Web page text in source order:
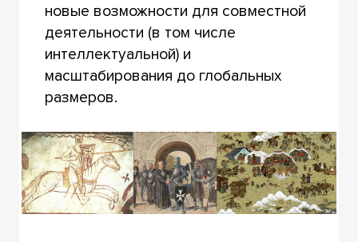
новые возможности для совместной
деятельности (в том числе
интеллектуальной) и
масштабирования до глобальных
размеров.